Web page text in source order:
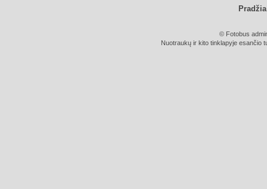
Pradžia
© Fotobus
Nuotraukų ir kito tinklapyje esančio